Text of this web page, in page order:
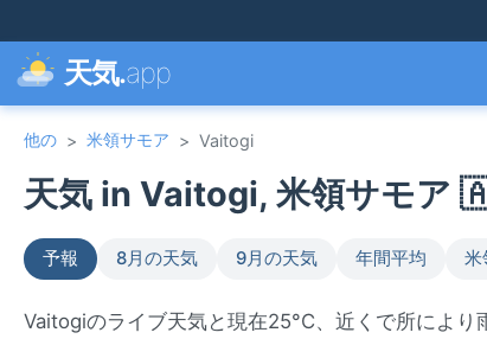
天気.app
他の > 米領サモア > Vaitogi
天気 in Vaitogi, 米領サモア
予報 8月の天気 9月の天気 年間平均 米
Vaitogiのライブ天気と現在25°C、近くで所によ